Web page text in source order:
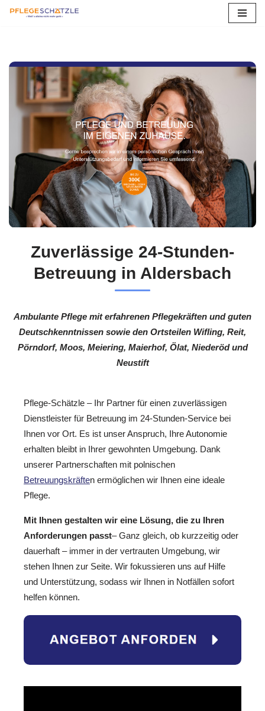
springen
Zuverlässige 24-Stunden-
Betreuung in Aldersbach
Ambulante Pflege mit erfahrenen Pflegekräften und guten
Deutschkenntnissen sowie den Ortsteilen Wifling, Reit,
Pörndorf, Moos, Meiering, Maierhof, Ölat, Niederöd und
Neustift
Pflege-Schätzle – Ihr Partner für einen zuverlässigen
Dienstleister für Betreuung im 24-Stunden-Service bei
Ihnen vor Ort. Es ist unser Anspruch, Ihre Autonomie
erhalten bleibt in Ihrer gewohnten Umgebung. Dank
unserer Partnerschaften mit polnischen
Betreuungskräften ermöglichen wir Ihnen eine ideale
Pflege.
Mit Ihnen gestalten wir eine Lösung, die zu Ihren
Anforderungen passt– Ganz gleich, ob kurzzeitig oder
dauerhaft – immer in der vertrauten Umgebung, wir
stehen Ihnen zur Seite. Wir fokussieren uns auf Hilfe
und Unterstützung, sodass wir Ihnen in Notfällen sofort
helfen können.